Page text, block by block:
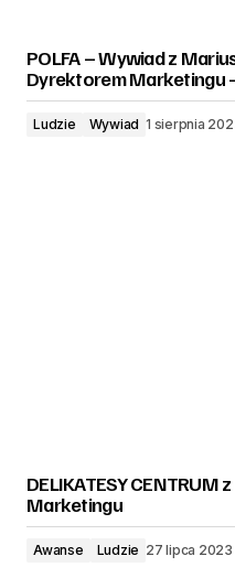
POLFA – Wywiad z
Dyrektorem Marketingu
Ludzie Wywiad 1 sierpnia
DELIKATESY
Marketingu
Awanse Ludzie 27 lipca 2023